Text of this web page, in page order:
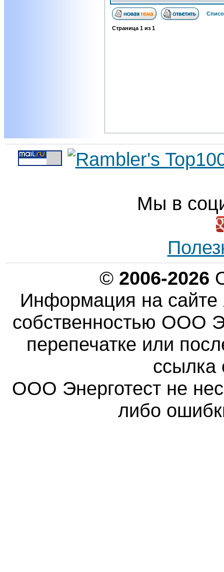
Страница 1 из 1
Мы в
© 2006-2026
Информация на сайте
собственностью ООО
перепечатке или
ссылка
ООО Энерготест не
либо